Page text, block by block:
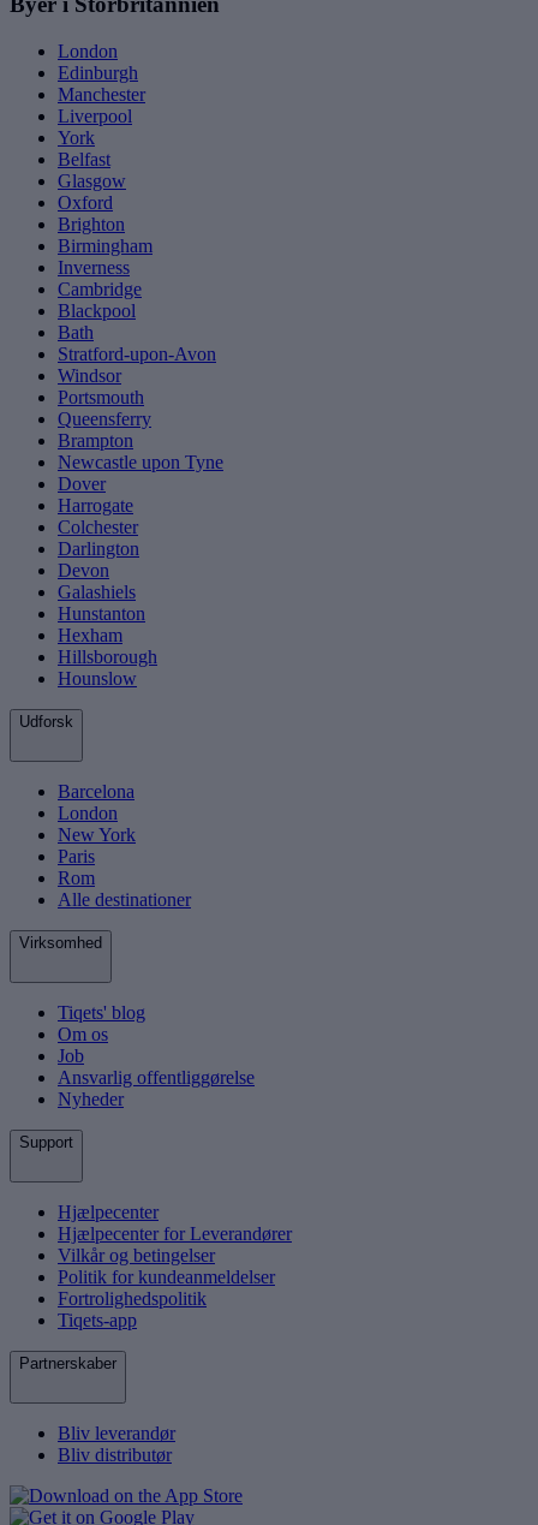
London
Edinburgh
Manchester
Liverpool
York
Belfast
Glasgow
Oxford
Brighton
Birmingham
Inverness
Cambridge
Blackpool
Bath
Stratford-upon-Avon
Windsor
Portsmouth
Queensferry
Brampton
Newcastle upon Tyne
Dover
Harrogate
Colchester
Darlington
Devon
Galashiels
Hunstanton
Hexham
Hillsborough
Hounslow
Udforsk
Barcelona
London
New York
Paris
Rom
Alle destinationer
Virksomhed
Tiqets' blog
Om os
Job
Ansvarlig offentliggørelse
Nyheder
Support
Hjælpecenter
Hjælpecenter for Leverandører
Vilkår og betingelser
Politik for kundeanmeldelser
Fortrolighedspolitik
Tiqets-app
Partnerskaber
Bliv leverandør
Bliv distributør